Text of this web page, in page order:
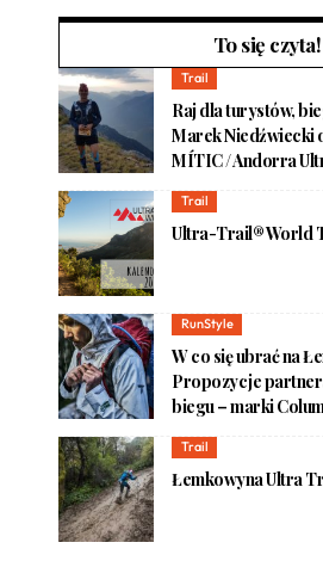
To się czyta!
Trail
Raj dla turystów,
Marek Niedźwiecki
MÍTIC / Andorra
Trail
Ultra-Trail® World
RunStyle
W co się ubrać na
Propozycje
biegu – marki
Trail
Łemkowyna Ultra